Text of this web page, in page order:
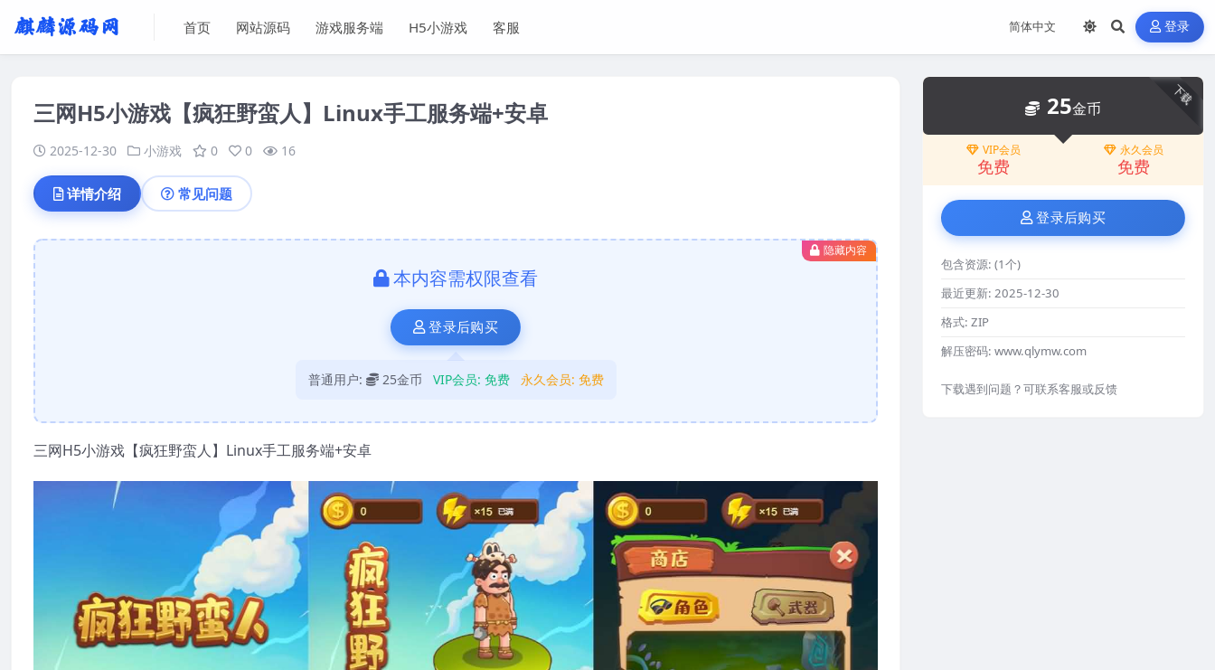
首页 网站源码 游戏服务端 H5小游戏 客服 登录
三网H5小游戏【疯狂野蛮人】Linux手工服务端+安卓
2025-12-30 小游戏 0 0 16
详情介绍 常见问题
隐藏内容
本内容需权限查看
登录后购买
普通用户: 25金币 VIP会员: 免费 永久会员: 免费
三网H5小游戏【疯狂野蛮人】Linux手工服务端+安卓
下载
25金币
VIP会员
免费
永久会员
免费
登录后购买
包含资源: (1个)
最近更新: 2025-12-30
格式: ZIP
解压密码: www.qlymw.com
下载遇到问题？可联系客服或反馈